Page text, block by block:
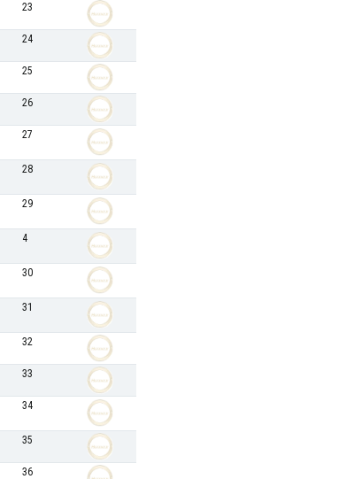
23
24
25
26
27
28
29
4
30
31
32
33
34
35
36